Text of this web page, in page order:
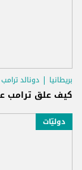
بريطانيا دونالد ترامب
كيف علق ترامب
دوليّات